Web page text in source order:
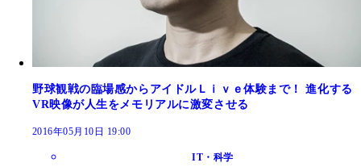
野球観戦の臨場感からアイドルＬｉｖｅ体験まで！ 進化する
VR映像が人生をメモリアルに激変させる
2016年05月10日 19:00
IT・科学